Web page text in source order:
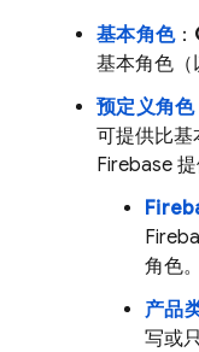
基本角色：
基本角色（
预定义角色
可提供比基
Firebase 提
角色。
产品
写或